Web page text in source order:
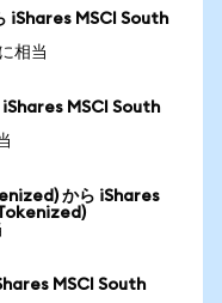
iShares MSCI South
相当
MSCI South
から iShares
MSCI South